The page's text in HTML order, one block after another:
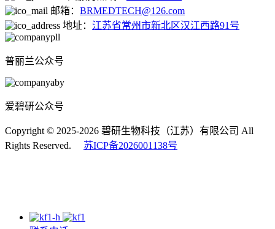
邮箱： BRMEDTECH@126.com
地址： 江苏省常州市新北区汉江西路91号
普丽兰公众号
爱碧研公众号
Copyright © 2025-2026 碧研生物科技（江苏）有限公司 All
Rights Reserved. 苏ICP备2026001138号